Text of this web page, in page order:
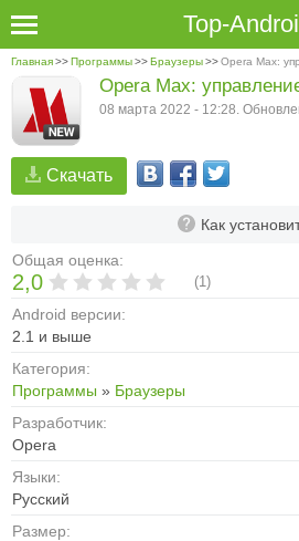
Top-
Главная>>Программы>>Браузеры>>Opera Max:
Скачать
Как
Общая оценка:
2,0 (1)
Android версии:
2.1 и выше
Категория:
Программы » Браузеры
Разработчик:
Opera
Языки:
Русский
Размер:
Opera Max:
08 марта 2022 - 12:28.